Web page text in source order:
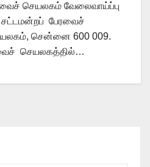
செயலகம் வேலைவாய்ப்பு
சட்டமன்றப் பேரவைச்
சென்னை 600 009.
செயலகத்தில்…